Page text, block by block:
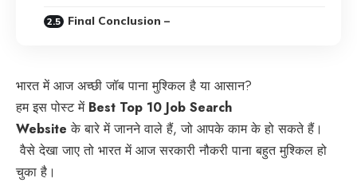
Final Conclusion –
भारत में आज अच्छी जॉब पाना मुश्किल है या आसान?
हम इस पोस्ट में Best Top 10 Job Search
Websiteके बारे में जानने वाले हैं, जो आपके काम के हो सकते हैं।
वैसे देखा जाए तो भारत में आज सरकारी नौकरी पाना बहुत मुश्किल हो
चुका है।